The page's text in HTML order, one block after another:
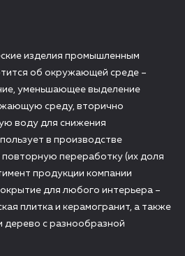
изделия промышленным
об окружающей среде –
уменьшающее выделение
среду, вторично
воду для снижения
в производстве
переработку (их доля
продукции компании
для любого интерьера –
плитка и керамогранит, а также
дерево с разнообразной